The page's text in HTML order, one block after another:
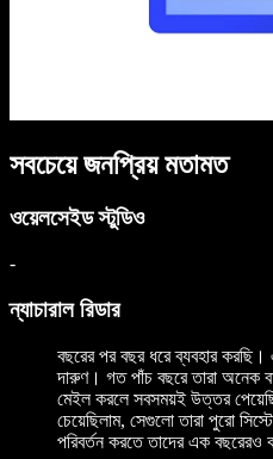
সবচেয়ে জনপ্রিয় মতামত
ওয়েলসেইড স্টুডিও
-
ন্যাচারাল রিডার
বছরের পর বছর ধরে ব্যবহার
দারুণ। গত পাঁচ বছরে তারা অনেক
মেইল করলে সবসময়ই উত্তর
চেয়েছিলাম, সেগুলো তারা পুরো
পরিবর্তন করতে তাদের এক